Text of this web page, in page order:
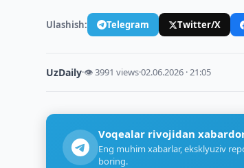
Ulashish: Telegram Twitter/X
UzDaily·👁 3991 views·02.06.2026 · 21:05
Voqealar rivojidan
Eng muhim xabarlar, eksklyuziv
boring.